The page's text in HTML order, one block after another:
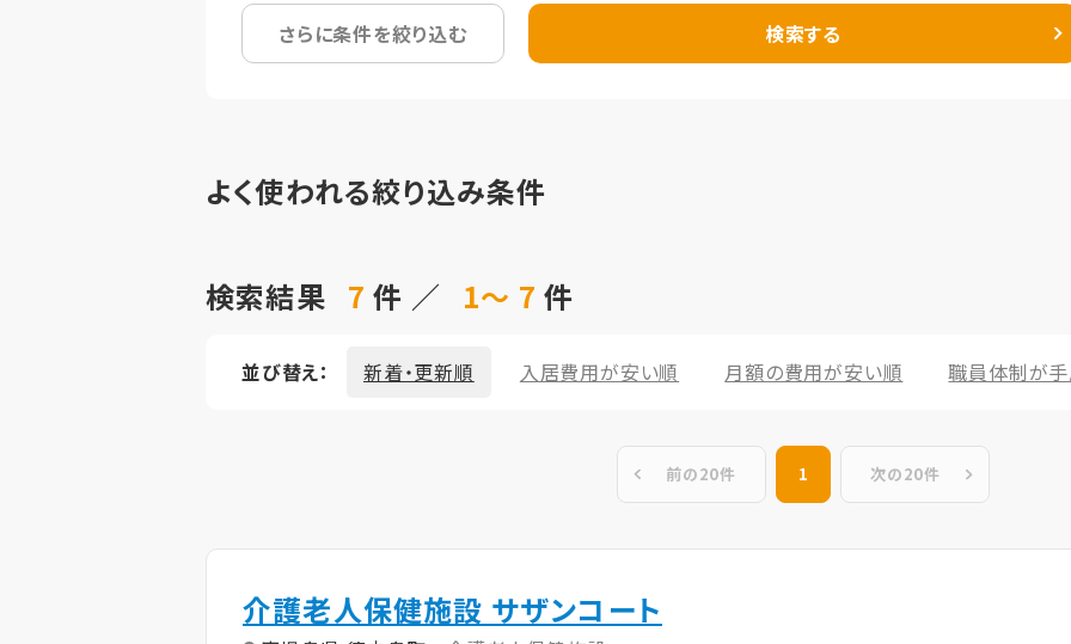
さらに条件を絞り込む 検索する
よく使われる絞り込み条件
検索結果 7件 ／ 1～ 7件
並び替え： 新着・更新順 入居費用が安い順 月額の費用が安い順 職員体制が
前の20件 1 次の20件
介護老人保健施設 サザンコート